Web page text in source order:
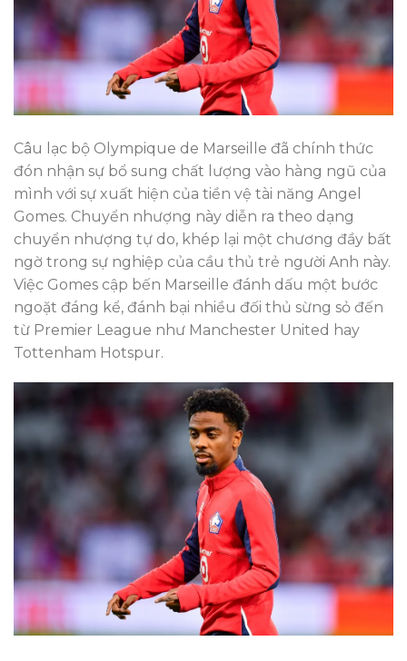
Câu lạc bộ Olympique de Marseille đã chính thức
đón nhận sự bổ sung chất lượng vào hàng ngũ của
mình với sự xuất hiện của tiền vệ tài năng Angel
Gomes. Chuyển nhượng này diễn ra theo dạng
chuyển nhượng tự do, khép lại một chương đầy bất
ngờ trong sự nghiệp của cầu thủ trẻ người Anh này.
Việc Gomes cập bến Marseille đánh dấu một bước
ngoặt đáng kể, đánh bại nhiều đối thủ sừng sỏ đến
từ Premier League như Manchester United hay
Tottenham Hotspur.